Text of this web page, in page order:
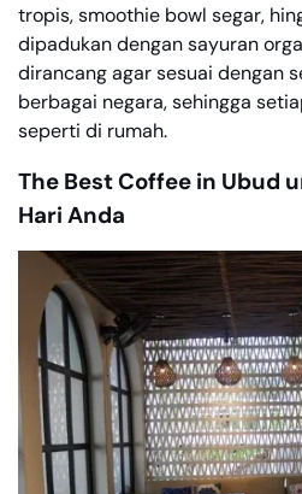
tropis, smoothie bowl segar,
dipadukan dengan sayuran
dirancang agar sesuai dengan
berbagai negara, sehingga
seperti di rumah.
The Best Coffee in Ubud
Hari Anda